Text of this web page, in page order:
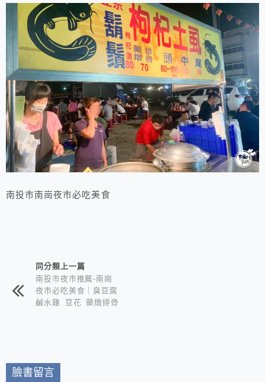
南投市南崗夜市必吃美食
相連文章同分類上一篇
南投市夜市推薦-南崗
夜市必吃美食｜臭豆腐
鹹水雞 豆花 藥燉排骨
臉書留言